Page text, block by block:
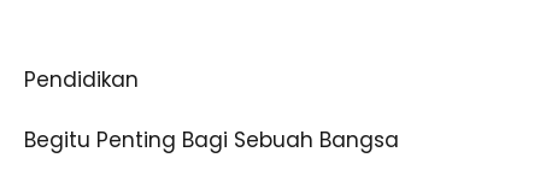
Pendidikan
Begitu Penting Bagi Sebuah Bangsa